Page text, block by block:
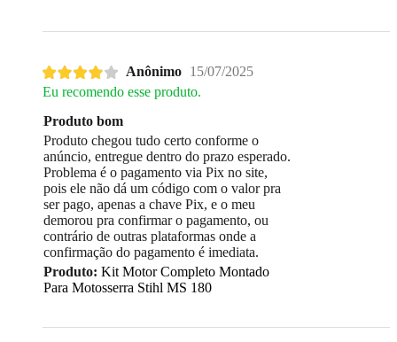
Anônimo 15/07/2025
Eu recomendo esse produto.
Produto bom
Produto chegou tudo certo conforme o
anúncio, entregue dentro do prazo esperado.
Problema é o pagamento via Pix no site,
pois ele não dá um código com o valor pra
ser pago, apenas a chave Pix, e o meu
demorou pra confirmar o pagamento, ou
contrário de outras plataformas onde a
confirmação do pagamento é imediata.
Produto: Kit Motor Completo Montado
Para Motosserra Stihl MS 180